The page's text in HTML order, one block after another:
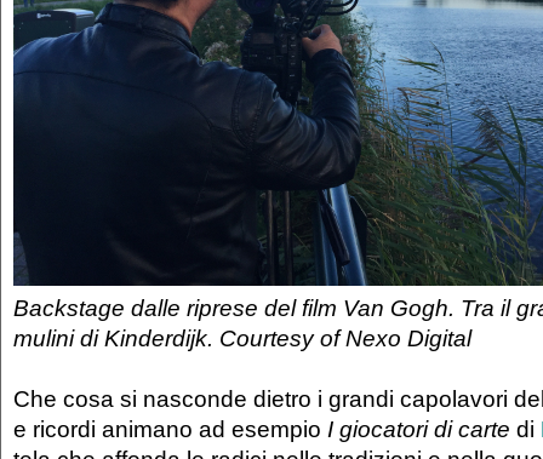
Backstage dalle riprese del film Van Gogh. Tra il
mulini di Kinderdijk. Courtesy of Nexo Digital
Che cosa si nasconde dietro i grandi capolavori
e ricordi animano ad esempio I giocatori di carte di